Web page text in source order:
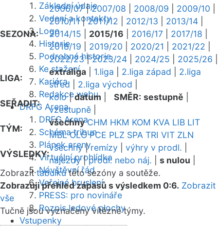
Základní údaje
Vedení a kontakty
Logo
Historie
Podrobná historie
Ke stažení
Kariéra
Redakce webu
DRFG Arena
DRFG Arena
Schéma tribun
Plánek areny
Virtuální prohlídka
Návštěvní řád
Veřejné bruslení
PRESS: pro novináře
Rozpis ledové plochy
Vstupenky
SEZONA:
2006/07|2007/08 2008/09 2009/10
2010/11|2011/12 2012/13 2013/14
2014/15
2015/16 2016/17 2017/18
2018/19
2019/20 2020/21 2021/22
2022/23|2023/24 2024/25 2025/26
LIGA:
extraliga 1.liga 2.liga západ
2.liga
střed
2.liga východ
SEŘADIT:
kolo|datum SMĚR: sestupně
vzestupně
TÝM:
všechny CHM HKM KOM KVA LIB LIT
MBL OLO PCE PLZ SPA TRI VIT ZLN
VÝSLEDKY:
všechny|remízy výhry v prodl.
nájezdy|prodl. nebo náj. s nulou
Zobrazittabulkutéto sezóny a soutěže.
Zobrazuji přehled zápasů s výsledkem 0:6. Zobrazit
vše
Tučně jsou vyznačeny vítězné týmy.